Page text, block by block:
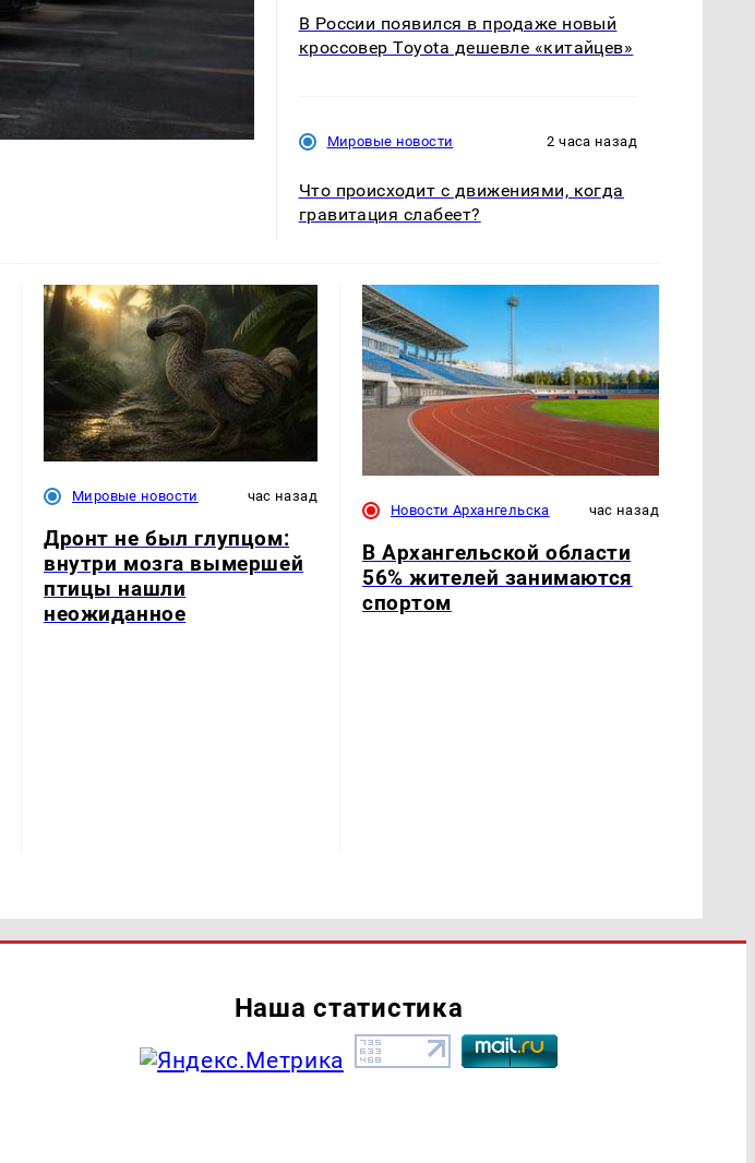
В России появился в продаже новый
кроссовер Toyota дешевле «китайцев»
Мировые новости 2 часа назад
Что происходит с движениями, когда
гравитация слабеет?
Мировые новости час назад
Дронт не был глупцом:
внутри мозга вымершей
птицы нашли
неожиданное
Новости Архангельска час назад
В Архангельской области
56% жителей занимаются
спортом
Наша статистика